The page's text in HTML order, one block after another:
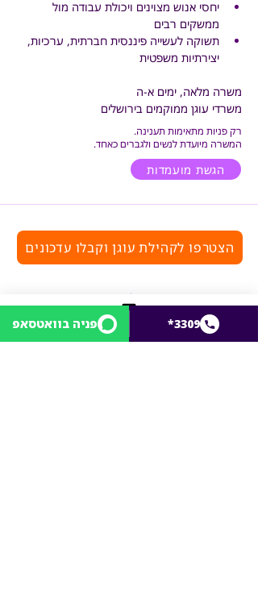
פניה בוואטסאפ *3309
יחסי אנוש מצוינים ויכולת עבודה מול
ממשקים רבים
תשוקה לעשייה פיננסית חברתית, ערכיות,
יצירתיות משפטית
משרה מלאה, ימים א-ה
משרדי עוגן ממוקמים בירושלים
רק פניות מתאימות תענינה.
המשרה מיועדת לנשים ולגברים כאחד.
הגשת מועמדות
הצטרפו לקהילת עוגן וקבלו עדכונים
הלוואות לעסקים
הלוואות לפרטיים
מי אנחנו
הצוות
لفحص الملاءمة